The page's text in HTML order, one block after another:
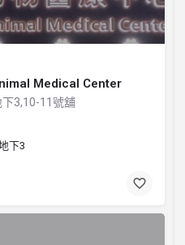
Medical Center
3,10-11號舖
下3